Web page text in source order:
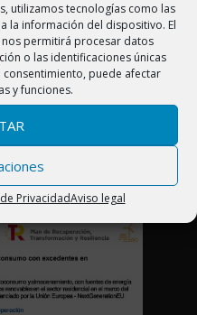
utilizamos tecnologías como las
la información del dispositivo. El
permitirá procesar datos
o las identificaciones únicas
puede afectar
y funciones.
PrivacidadAviso legal
Boltaña (Huesca)